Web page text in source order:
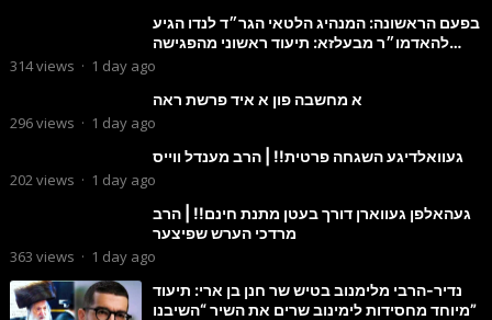
בפעם הראשונה: המנהיג הלטאי הגר״ד לנדו הגיע
להאדמו״ר מבעלזא: תיעוד ראשוני מהפגישה
הנדירה
314views · 1 day ago
א מחשבה פון א איד פרשת ראה
296views · 1 day ago
געוואלדיגע השגחה פרטית!! | הרב מענדל ווייס
202 views · 1 day ago
געהאלפן געווארן דורך בעטן מתנת חינם!! | הרב
מרדכי הערש שפיצער
363 views · 1 day ago
נדיר-הרבי מלימנוב בטיש שר חנן בן ארי: תיעוד
מיוחד מחסידות לימינוב שרים את השיר “השיבנו”